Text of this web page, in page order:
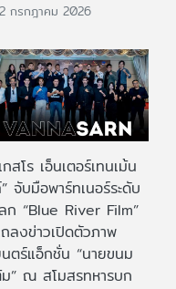
กรกฎาคม 2026
กสโร เอ็นเตอร์เทนเม้น
จับมือพาร์ทเนอร์ระดับ
ก “Blue River Film”
ลงข่าวเปิดตัวภาพ
ตร์แอ็กชั่น “นายขนม
” ณ สโมสรทหารบก